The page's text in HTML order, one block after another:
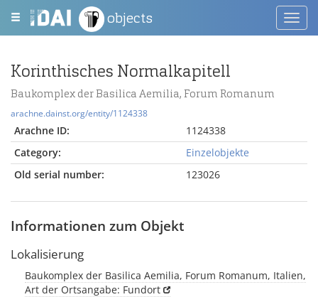
objects
Korinthisches Normalkapitell
Baukomplex der Basilica Aemilia, Forum Romanum
arachne.dainst.org/entity/1124338
Arachne ID:
1124338
Category:
Einzelobjekte
Old serial number:
123026
Informationen zum Objekt
Lokalisierung
Baukomplex der Basilica Aemilia, Forum Romanum, Italien,
Art der Ortsangabe: Fundort